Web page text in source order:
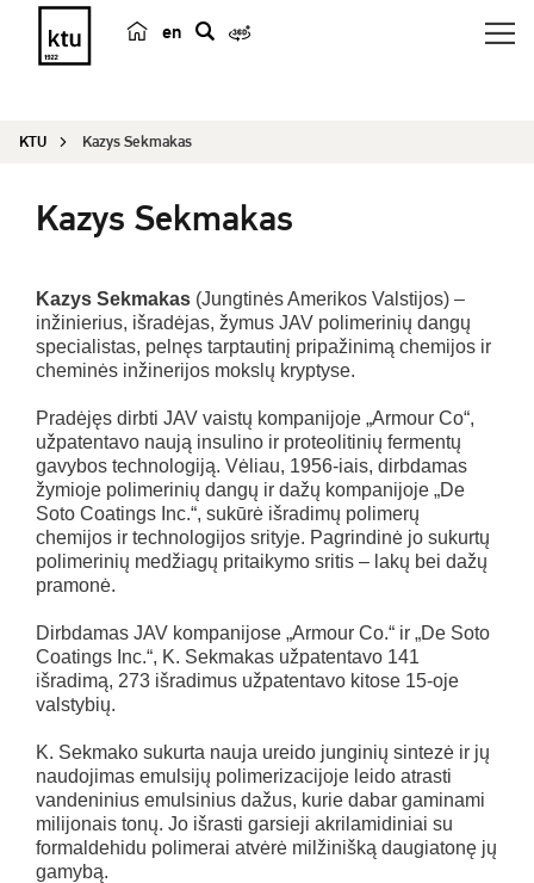
en
e
a
KTU Kazys Sekmakas
Kazys Sekmakas
Kazys Sekmakas (Jungtinės Amerikos Valstijos) –
inžinierius, išradėjas, žymus JAV polimerinių dangų
specialistas, pelnęs tarptautinį pripažinimą chemijos ir
cheminės inžinerijos mokslų kryptyse.
Pradėjęs dirbti JAV vaistų kompanijoje „Armour Co“,
užpatentavo naują insulino ir proteolitinių fermentų
gavybos technologiją. Vėliau, 1956-iais, dirbdamas
žymioje polimerinių dangų ir dažų kompanijoje „De
Soto Coatings Inc.“, sukūrė išradimų polimerų
chemijos ir technologijos srityje. Pagrindinė jo sukurtų
polimerinių medžiagų pritaikymo sritis – lakų bei dažų
pramonė.
Dirbdamas JAV kompanijose „Armour Co.“ ir „De Soto
Coatings Inc.“, K. Sekmakas užpatentavo 141
išradimą, 273 išradimus užpatentavo kitose 15-oje
valstybių.
K. Sekmako sukurta nauja ureido junginių sintezė ir jų
naudojimas emulsijų polimerizacijoje leido atrasti
vandeninius emulsinius dažus, kurie dabar gaminami
milijonais tonų. Jo išrasti garsieji akrilamidiniai su
formaldehidu polimerai atvėrė milžinišką daugiatonę jų
gamybą.